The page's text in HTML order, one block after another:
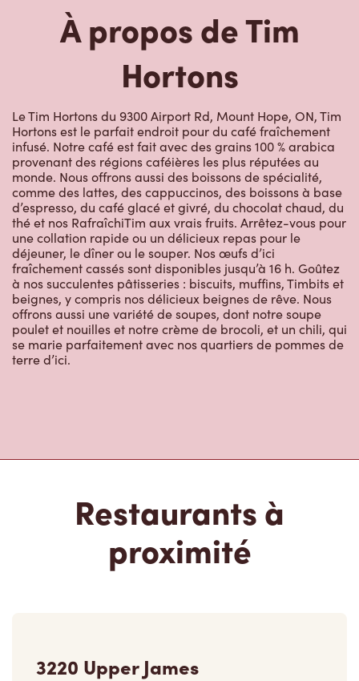
À propos de Tim
Hortons
Le Tim Hortons du 9300 Airport Rd, Mount Hope, ON, Tim
Hortons est le parfait endroit pour du café fraîchement
infusé. Notre café est fait avec des grains 100 % arabica
provenant des régions caféières les plus réputées au
monde. Nous offrons aussi des boissons de spécialité,
comme des lattes, des cappuccinos, des boissons à base
d’espresso, du café glacé et givré, du chocolat chaud, du
thé et nos RafraîchiTim aux vrais fruits. Arrêtez-vous pour
une collation rapide ou un délicieux repas pour le
déjeuner, le dîner ou le souper. Nos œufs d’ici
fraîchement cassés sont disponibles jusqu’à 16 h. Goûtez
à nos succulentes pâtisseries : biscuits, muffins, Timbits et
beignes, y compris nos délicieux beignes de rêve. Nous
offrons aussi une variété de soupes, dont notre soupe
poulet et nouilles et notre crème de brocoli, et un chili, qui
se marie parfaitement avec nos quartiers de pommes de
terre d’ici.
Restaurants à
proximité
3220 Upper James